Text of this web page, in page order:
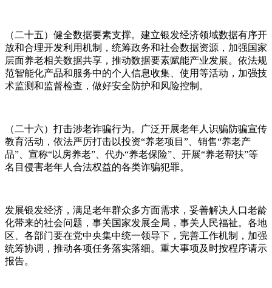
（二十五）健全数据要素支撑。建立银发经济领域数据有序开
放和合理开发利用机制，统筹政务和社会数据资源，加强国家
层面养老相关数据共享，推动数据要素赋能产业发展。依法规
范智能化产品和服务中的个人信息收集、使用等活动，加强技
术监测和监督检查，做好安全防护和风险控制。
（二十六）打击涉老诈骗行为。广泛开展老年人识骗防骗宣传
教育活动，依法严厉打击以投资“养老项目”、销售“养老产
品”、宣称“以房养老”、代办“养老保险”、开展“养老帮扶”等
名目侵害老年人合法权益的各类诈骗犯罪。
发展银发经济，满足老年群众多方面需求，妥善解决人口老龄
化带来的社会问题，事关国家发展全局，事关人民福祉。各地
区、各部门要在党中央集中统一领导下，完善工作机制，加强
统筹协调，推动各项任务落实落细。重大事项及时按程序请示
报告。